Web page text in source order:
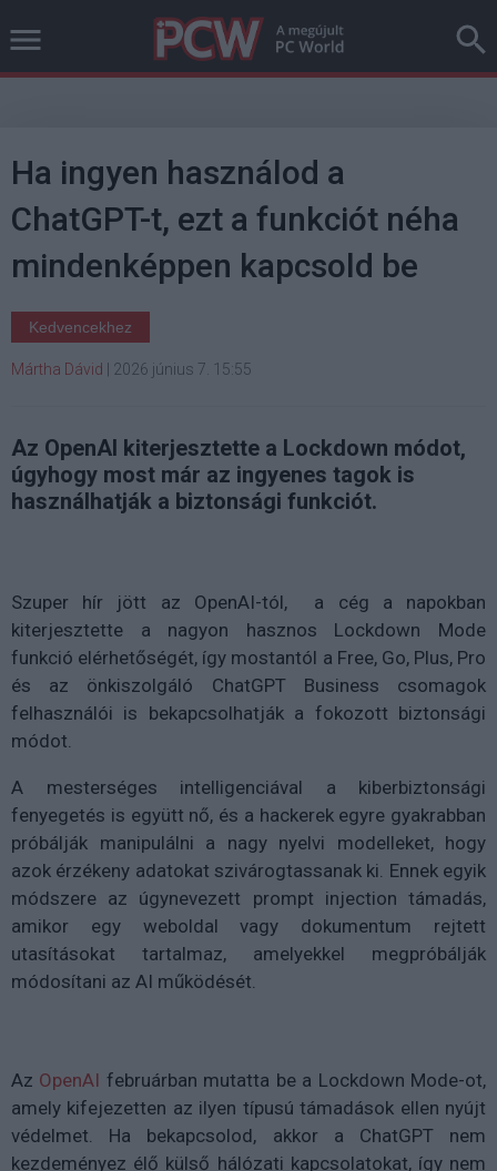
Ha ingyen használod a
ChatGPT-t, ezt a funkciót néha
mindenképpen kapcsold be
Kedvencekhez
Mártha Dávid 2026 június 7. 15:55
Az OpenAI kiterjesztette a Lockdown módot,
úgyhogy most már az ingyenes tagok is
használhatják a biztonsági funkciót.
Szuper hír jött az OpenAI-tól, a cég a napokban
kiterjesztette a nagyon hasznos Lockdown Mode
funkció elérhetőségét, így mostantól a Free, Go, Plus, Pro
és az önkiszolgáló ChatGPT Business csomagok
felhasználói is bekapcsolhatják a fokozott biztonsági
módot.
A mesterséges intelligenciával a kiberbiztonsági
fenyegetés is együtt nő, és a hackerek egyre gyakrabban
próbálják manipulálni a nagy nyelvi modelleket, hogy
azok érzékeny adatokat szivárogtassanak ki. Ennek egyik
módszere az úgynevezett prompt injection támadás,
amikor egy weboldal vagy dokumentum rejtett
utasításokat tartalmaz, amelyekkel megpróbálják
módosítani az AI működését.
Az OpenAI februárban mutatta be a Lockdown Mode-ot,
amely kifejezetten az ilyen típusú támadások ellen nyújt
védelmet. Ha bekapcsolod, akkor a ChatGPT nem
kezdeményez élő külső hálózati kapcsolatokat, így nem